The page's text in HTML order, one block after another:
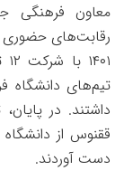
معاون فرهنگی
رقابت‌های حضوری
۱۴۰۱ با شرکت ۱۲
تیم‌های دانشگاه
داشتند. در
ققنوس از
دست آوردند.